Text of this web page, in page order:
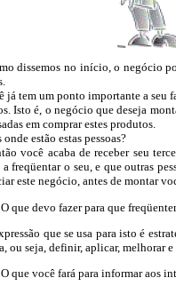
dissemos no início, o negócio
tem um ponto importante a seu
Isto é, o negócio que deseja
em comprar estes produtos.
estão estas pessoas?
você acaba de receber seu
a freqüentar o seu, e que outras
este negócio, antes de montar
O que devo fazer para que
que se usa para isto é
ou seja, definir, aplicar, melhorar
O que você fará para informar aos